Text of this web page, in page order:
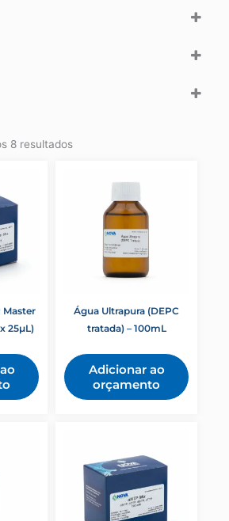
8 resultados
Master
25µL)
Água Ultrapura (DEPC
tratada) – 100mL
Adicionar ao
orçamento